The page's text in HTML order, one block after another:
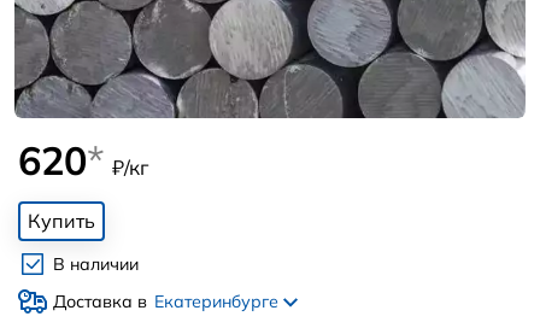
620* ₽/кг
Купить
В наличии
Доставка в Екатеринбурге